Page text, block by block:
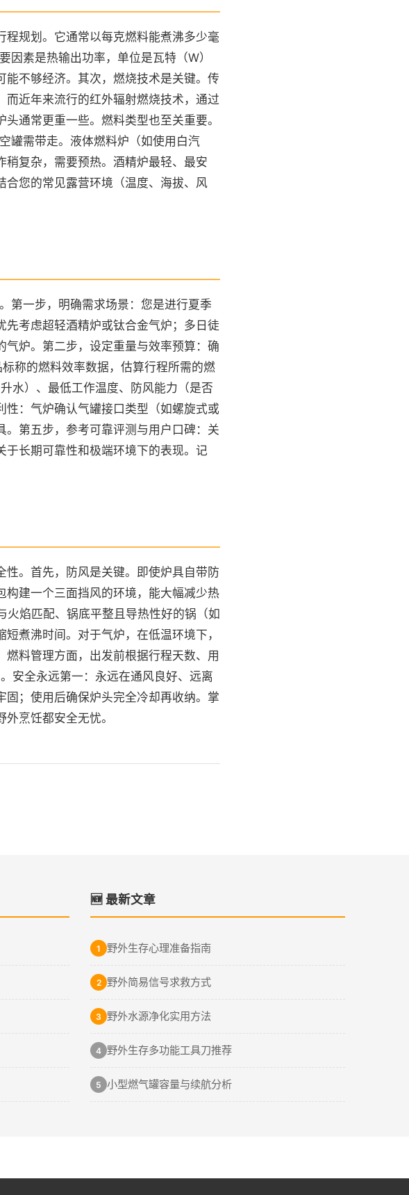
规划。它通常以每克燃料能煮沸多少毫
素是热输出功率，单位是瓦特（W）
不够经济。其次，燃烧技术是关键。传
近年来流行的红外辐射燃烧技术，通过
通常更重一些。燃料类型也至关重要。
罐需带走。液体燃料炉（如使用白汽
复杂，需要预热。酒精炉最轻、最安
您的常见露营环境（温度、海拔、风
第一步，明确需求场景：您是进行夏季
考虑超轻酒精炉或钛合金气炉；多日徒
炉。第二步，设定重量与效率预算：确
称的燃料效率数据，估算行程所需的燃
水）、最低工作温度、防风能力（是否
：气炉确认气罐接口类型（如螺旋式或
第五步，参考可靠评测与用户口碑：关
长期可靠性和极端环境下的表现。记
。首先，防风是关键。即使炉具自带防
建一个三面挡风的环境，能大幅减少热
焰匹配、锅底平整且导热性好的锅（如
煮沸时间。对于气炉，在低温环境下，
料管理方面，出发前根据行程天数、用
安全永远第一：永远在通风良好、远离
；使用后确保炉头完全冷却再收纳。掌
烹饪都安全无忧。
🆕 最新文章
1 野外生存心理准备指南
2 野外简易信号求救方式
3 野外水源净化实用方法
4 野外生存多功能工具刀推荐
5 小型燃气罐容量与续航分析